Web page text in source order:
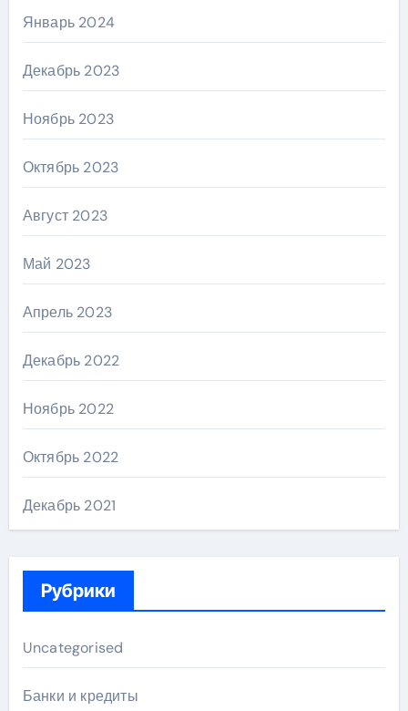
Январь 2024
Декабрь 2023
Ноябрь 2023
Октябрь 2023
Август 2023
Май 2023
Апрель 2023
Декабрь 2022
Ноябрь 2022
Октябрь 2022
Декабрь 2021
Рубрики
Uncategorised
Банки и кредиты